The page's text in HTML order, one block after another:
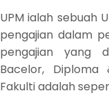
UPM ialah sebuah
pengajian dalam
pengajian yang
Bacelor, Diploma
Fakulti adalah